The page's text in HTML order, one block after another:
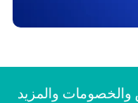
والمزيد